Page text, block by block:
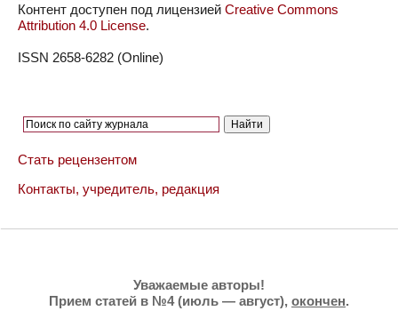
Контент доступен под лицензией Creative Commons
Attribution 4.0 License.
ISSN 2658-6282 (Online)
Стать рецензентом
Контакты, учредитель, редакция
Уважаемые авторы!
Прием статей в №4 (июль — август), окончен.